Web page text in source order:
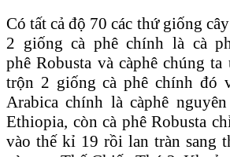
Có tất cả độ 70 các thứ giống
2 giống cà phê chính là cà
phêRobusta và càphê chúng
trộn 2 giống cà phê chính đó
Arabica chính là càphê
Ethiopia, còn cà phê Robusta
vào thế kỉ 19 rồi lan tràn sang